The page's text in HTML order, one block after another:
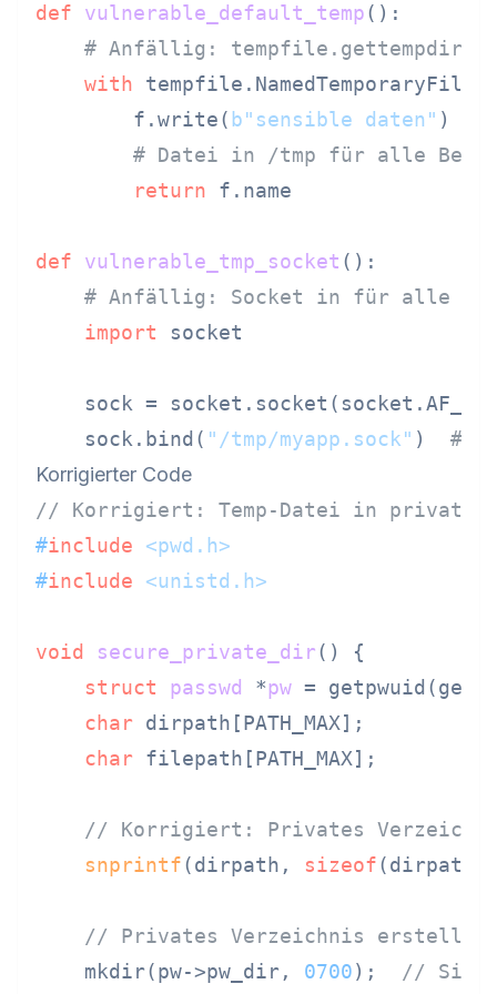
def vulnerable_default_temp():
# Anfällig: tempfile.gettempdir()
with
        f.write(
b"sensible daten" )
# Datei in /tmp für alle
return f.name
def vulnerable_tmp_socket ():
# Anfällig: Socket in für alle
import socket
sock =
    sock.bind(
"/tmp/myapp.sock" ) #
Korrigierter Code
// Korrigiert: Temp-Datei in privatem
#include
<pwd.h>
#include <unistd.h>
void secure_private_dir()
{
struct
passwd *pw =
char dirpath[PATH_MAX];
char filepath[PATH_MAX];
// Korrigiert: Privates Verzeichnis
snprintf(dirpath, sizeof
// Privates Verzeichnis erstellen
    mkdir(pw->pw_dir,
0700); //